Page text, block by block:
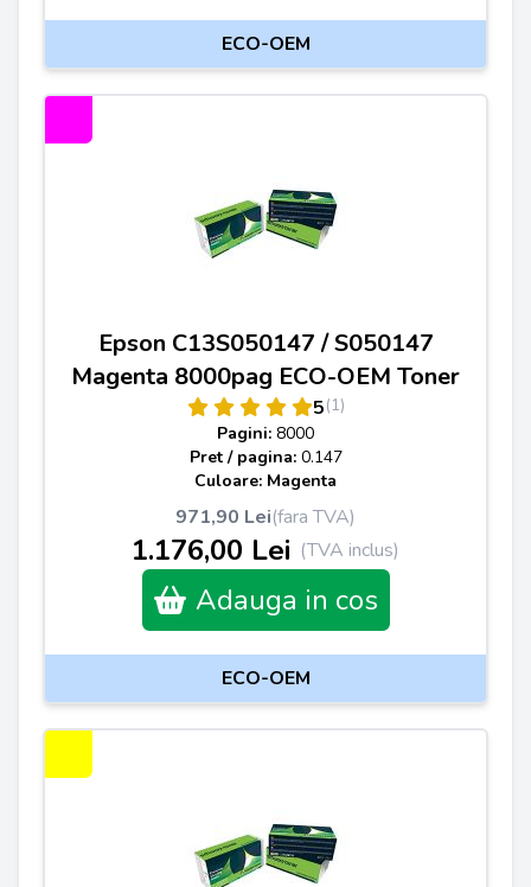
ECO-OEM
Epson C13S050147 / S050147
Magenta 8000pag ECO-OEM Toner
5(1)
Pagini: 8000
Pret / pagina: 0.147
Culoare: Magenta
971,90 Lei(fara TVA)
1.176,00 Lei (TVA inclus)
Adauga in cos
ECO-OEM